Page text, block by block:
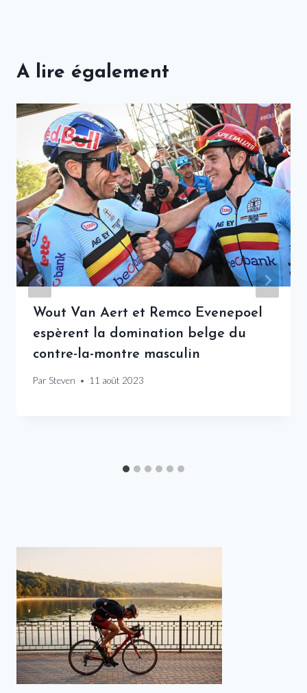
A lire également
Wout Van Aert et Remco Evenepoel
espèrent la domination belge du
contre-la-montre masculin
Par Steven 11 août 2023